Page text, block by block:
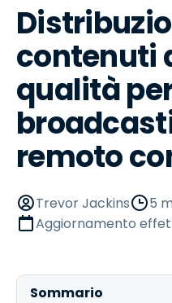
contenuti
qualità
remoto
Trevor Jackins
5
Aggiornamento
Sommario